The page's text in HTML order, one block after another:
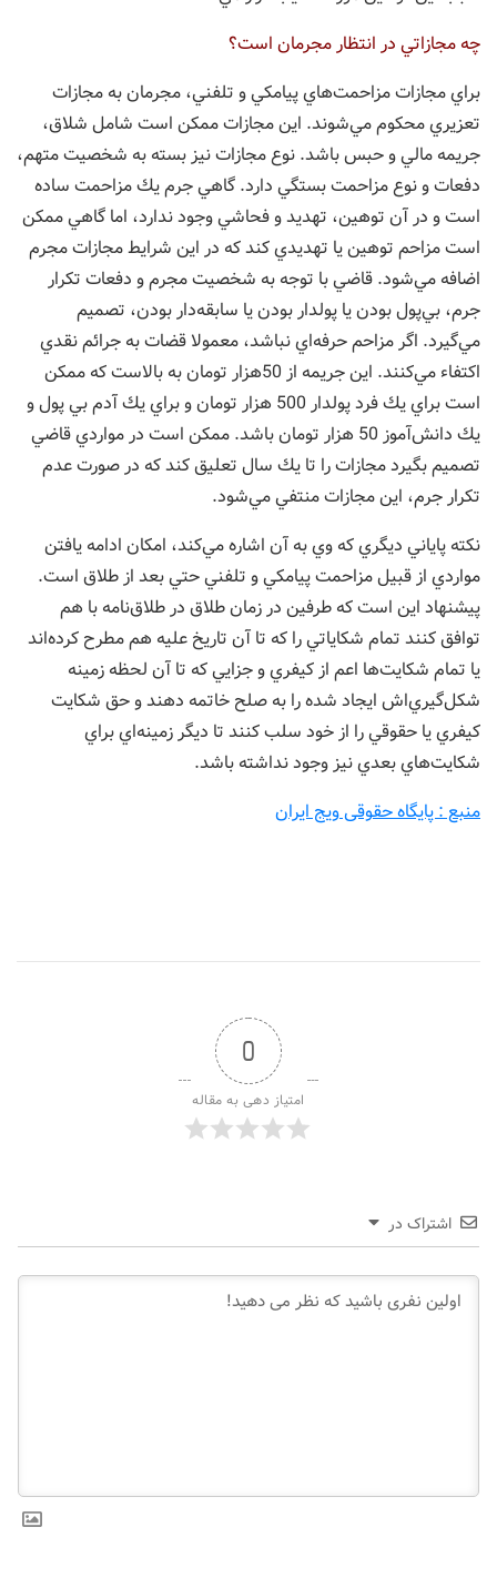
چه مجازاتي در انتظار مجرمان است؟
براي مجازات مزاحمت‌هاي پيامكي و تلفني، مجرمان به مجازات
تعزيري محكوم مي‌شوند. اين مجازات ممكن است شامل شلاق،
جريمه مالي و حبس باشد. نوع مجازات نيز بسته به شخصيت متهم،
دفعات و نوع مزاحمت بستگي دارد. گاهي جرم يك مزاحمت ساده
است و در آن توهين، تهديد و فحاشي وجود ندارد، اما گاهي ممكن
است مزاحم توهين يا تهديدي كند كه در اين شرايط مجازات مجرم
اضافه مي‌شود. قاضي با توجه به شخصيت مجرم و دفعات تكرار
جرم، بي‌پول بودن يا پولدار بودن يا سابقه‌دار بودن، تصميم
مي‌گيرد. اگر مزاحم حرفه‌اي نباشد، معمولا قضات به جرائم نقدي
اكتفاء مي‌كنند. اين جريمه از 50‌‌هزار تومان به بالاست كه ممكن
است براي يك فرد پولدار 500 هزار تومان و براي يك آدم بي پول و
يك دانش‌آموز 50 هزار تومان باشد. ممكن است در مواردي قاضي
تصميم بگيرد مجازات را تا يك سال تعليق كند كه در صورت عدم
تكرار جرم، اين مجازات منتفي مي‌شود.
نكته پاياني ديگري که وي به آن اشاره مي‌كند، امكان ادامه يافتن
مواردي از قبيل مزاحمت پيامكي و تلفني حتي بعد از طلاق است.
پيشنهاد اين است كه طرفين در زمان طلاق در طلاق‌نامه با هم
توافق كنند تمام شكاياتي را كه تا آن تاريخ عليه هم مطرح كرده‌اند
يا تمام شكايت‌ها اعم از كيفري و جزايي كه تا آن لحظه زمينه
شكل‌گيري‌اش ايجاد شده را به صلح خاتمه دهند و حق شكايت
كيفري يا حقوقي را از خود سلب كنند تا ديگر زمينه‌اي براي
شكايت‌هاي بعدي نيز وجود نداشته باشد.
منبع : پایگاه حقوقی ویج ایران
0
امتیاز دهی به مقاله
اشتراک در